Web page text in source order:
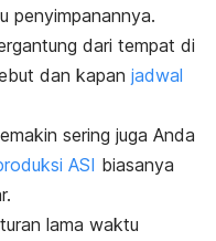
penyimpanannya.
dari tempat di
dan kapan jadwal
sering juga Anda
ASI biasanya
lama waktu